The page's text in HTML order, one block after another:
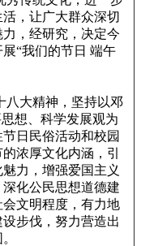
，让广大群众深切
，经研究，决定今
“我们的节日 端午
精神，坚持以邓
想、科学发展观为
日民俗活动和校园
浓厚文化内涵，引
力，增强爱国主义
化公民思想道德建
文明程度，有力地
步伐，努力营造出